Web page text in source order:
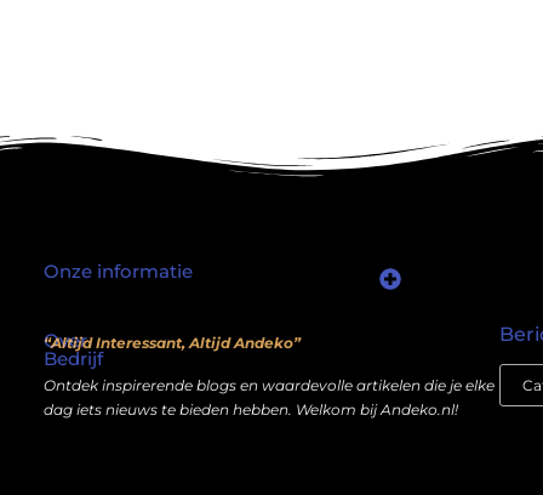
Over
Bedrijf
“Altijd Interessant, Altijd Andeko”
Ontdek inspirerende blogs en waardevolle artikelen die je elke
dag iets nieuws te bieden hebben. Welkom bij Andeko.nl!
Onze informatie